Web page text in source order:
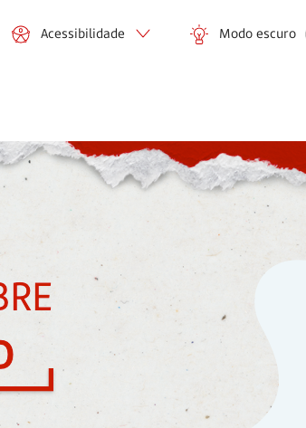
Acessibilidade Modo escuro